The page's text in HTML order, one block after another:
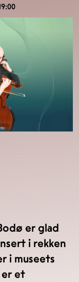
er glad
i rekken
i museets
er et